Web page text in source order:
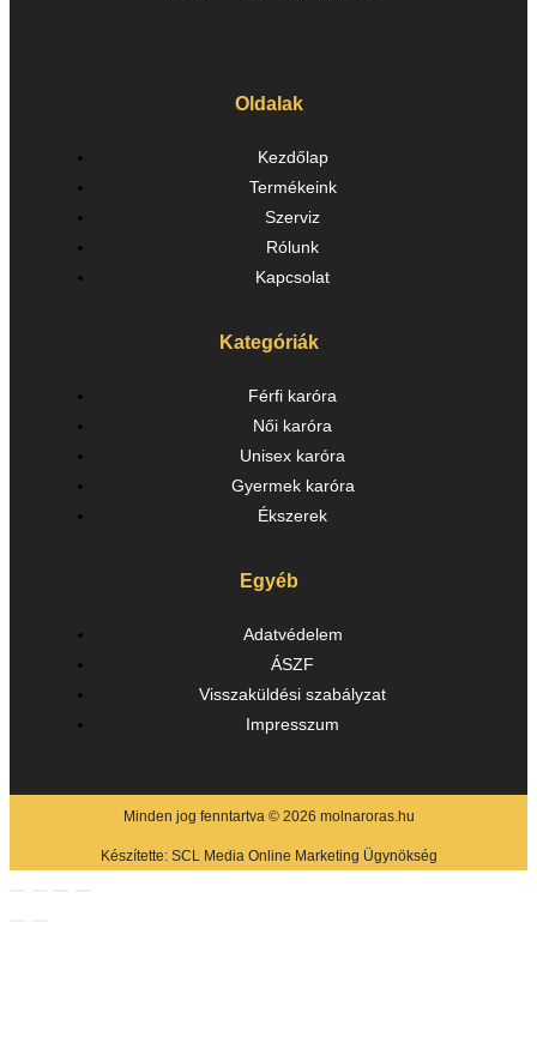
Oldalak
Kezdőlap
Termékeink
Szerviz
Rólunk
Kapcsolat
Kategóriák
Férfi karóra
Női karóra
Unisex karóra
Gyermek karóra
Ékszerek
Egyéb
Adatvédelem
ÁSZF
Visszaküldési szabályzat
Impresszum
Minden jog fenntartva © 2026 molnaroras.hu
Készítette: SCL Media Online Marketing Ügynökség